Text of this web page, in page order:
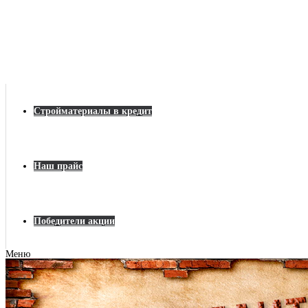
Стройматериалы в кредит
Наш прайс
Победители акции
Меню
Главная
Строительные материалы